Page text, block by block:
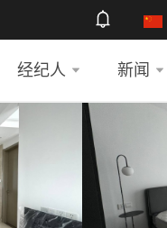
经纪人 新闻